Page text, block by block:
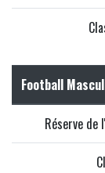
Football
Réserve de